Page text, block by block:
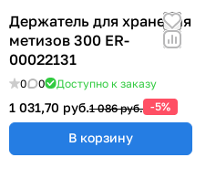
Держатель для хранения
метизов 300 ER-
00022131
0 0 Доступно к заказу
1 031,70 руб.1 086 руб. -5%
В корзину